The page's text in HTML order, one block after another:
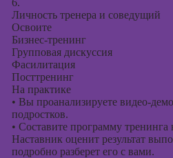
6.
Личность тренера и соведущий
Освоите
Бизнес-тренинг
Групповая дискуссия
Фасилитация
Посттренинг
На практике
• Вы проанализируете видео-
подростков.
• Составите программу тренинга
Наставник оценит результат
подробно разберет его с вами.